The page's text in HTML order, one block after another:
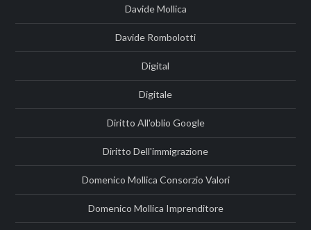
Davide Mollica
Davide Rombolotti
Digital
Digitale
Diritto All'oblio Google
Diritto Dell'immigrazione
Domenico Mollica Consorzio Valori
Domenico Mollica Imprenditore